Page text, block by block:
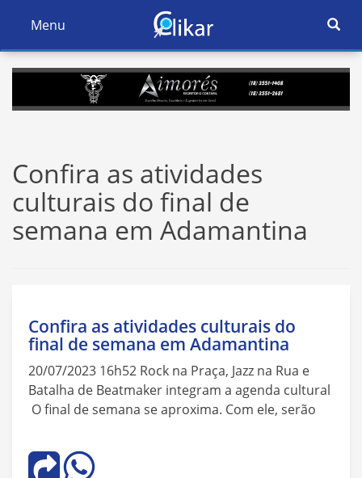
Ativar
Navegação
Menu
Ativar
Confira as atividades
culturais do final de
semana em Adamantina
Confira as atividades culturais do
final de semana em Adamantina
20/07/2023 16h52 Rock na Praça, Jazz na Rua e
Batalha de Beatmaker integram a agenda cultural
O final de semana se aproxima. Com ele, serão